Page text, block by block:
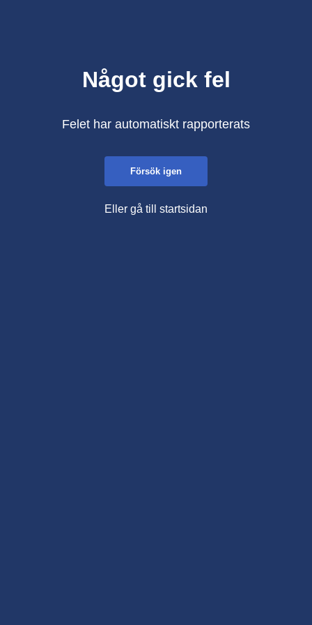
Något gick fel
Felet har automatiskt rapporterats
Försök igen
Eller gå till startsidan